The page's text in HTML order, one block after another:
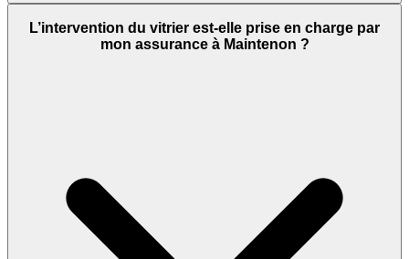
L’intervention du vitrier est-elle prise en charge par
mon assurance à Maintenon ?